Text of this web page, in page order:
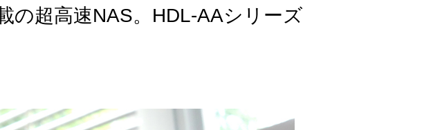
の超高速NAS。HDL-AAシリーズ